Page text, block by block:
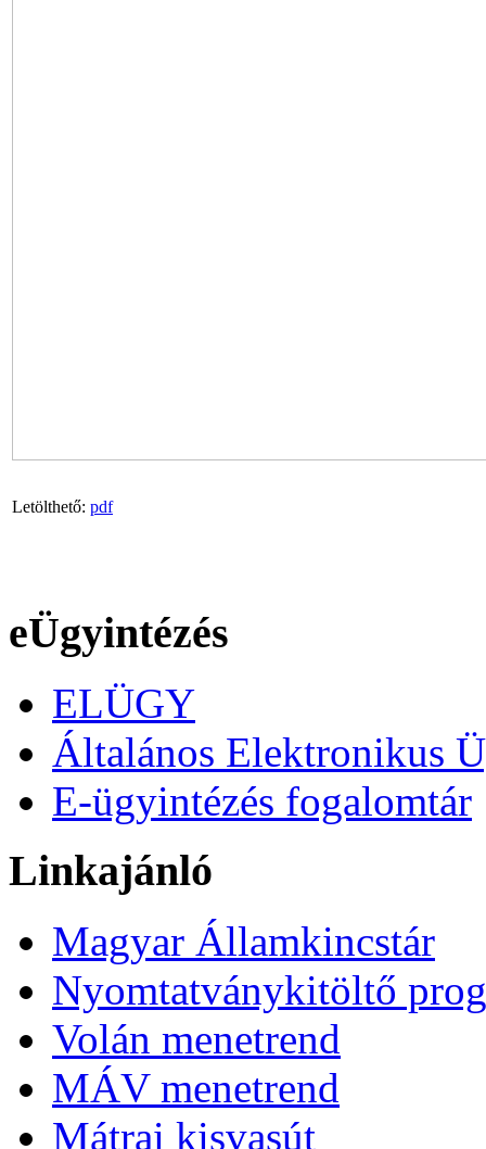
Letölthető: pdf
eÜgyintézés
ELÜGY
Általános Elektronikus
E-ügyintézés fogalomtár
Linkajánló
Magyar Államkincstár
Nyomtatványkitöltő
Volán menetrend
MÁV menetrend
Mátrai kisvasút